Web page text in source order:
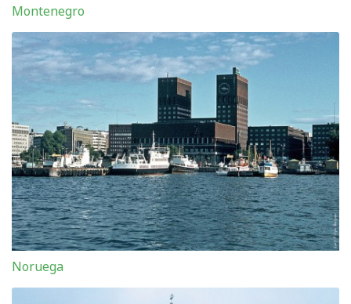
Montenegro
Noruega